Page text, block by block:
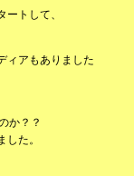
トして、
ィアもありました
か？？
た。